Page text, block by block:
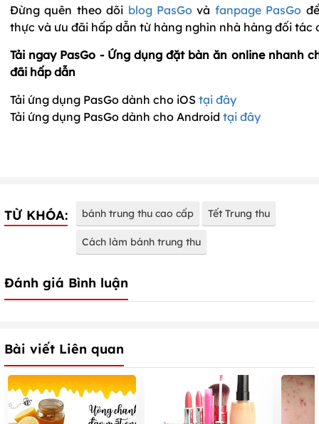
Đừng quên theo dõi blog PasGo và fanpage PasGo
thực và ưu đãi hấp dẫn từ hàng nghìn nhà hàng đối tác
Tải ngay PasGo - Ứng dụng đặt bàn ăn online nhanh
đãi hấp dẫn
Tải ứng dụng PasGo dành cho iOS tại đây
Tải ứng dụng PasGo dành cho Android tại đây
TỪ KHÓA: bánh trung thu cao cấp Tết Trung thu
Cách làm bánh trung thu
Đánh giá Bình luận
Bài viết Liên quan